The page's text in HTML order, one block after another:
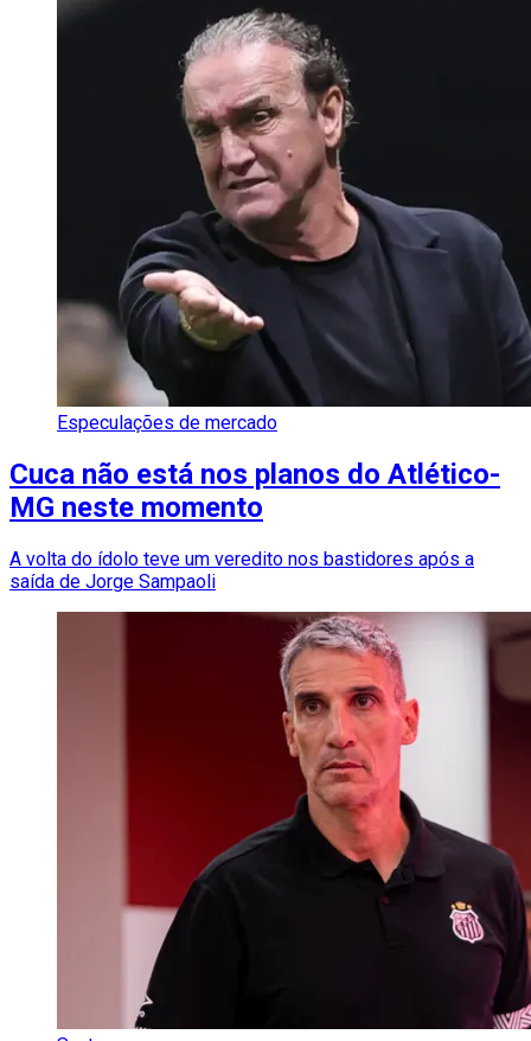
Especulações de mercado
Cuca não está nos planos do Atlético-
MG neste momento
A volta do ídolo teve um veredito nos bastidores após a
saída de Jorge Sampaoli